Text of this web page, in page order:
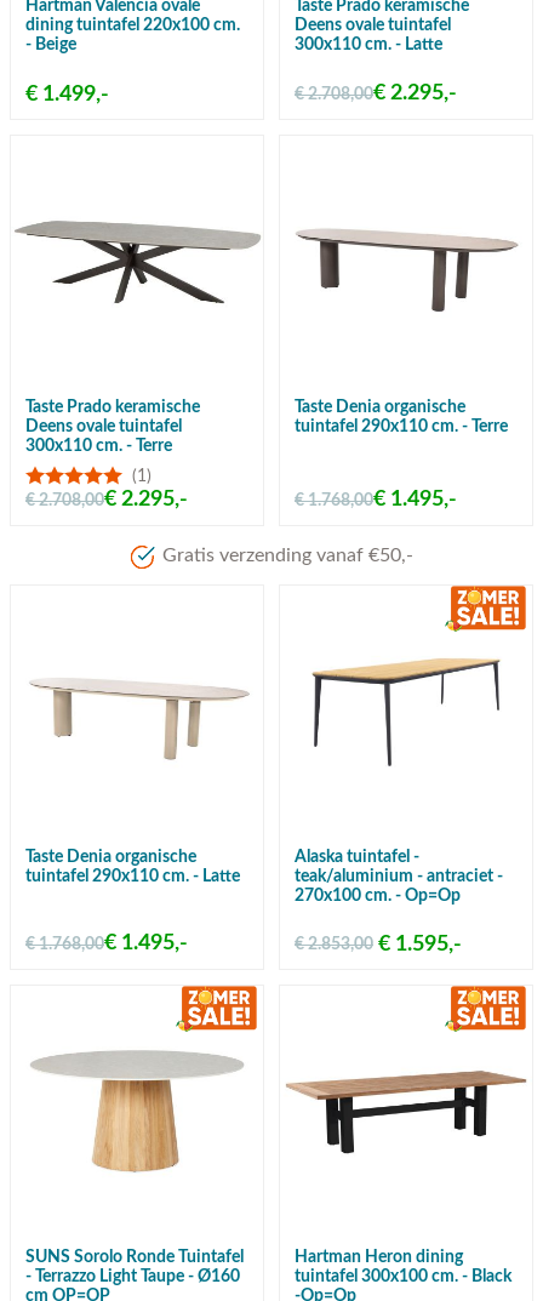
Hartman Valencia ovale
dining tuintafel 220x100 cm.
- Beige
€ 1.499,-
Taste Prado keramische
Deens ovale tuintafel
300x110 cm. - Latte
€ 2.708,00€ 2.295,-
Taste Prado keramische
Deens ovale tuintafel
300x110 cm. - Terre
(1)
€ 2.708,00€ 2.295,-
Taste Denia organische
tuintafel 290x110 cm. - Terre
€ 1.768,00€ 1.495,-
Gratis verzending vanaf €50,-
Taste Denia organische
tuintafel 290x110 cm. - Latte
€ 1.768,00€ 1.495,-
Alaska tuintafel -
teak/aluminium - antraciet -
270x100 cm. - Op=Op
€ 1.595,-
€ 2.853,00
SUNS Sorolo Ronde Tuintafel
- Terrazzo Light Taupe - Ø160
cm OP=OP
Hartman Heron dining
tuintafel 300x100 cm. - Black
-Op=Op